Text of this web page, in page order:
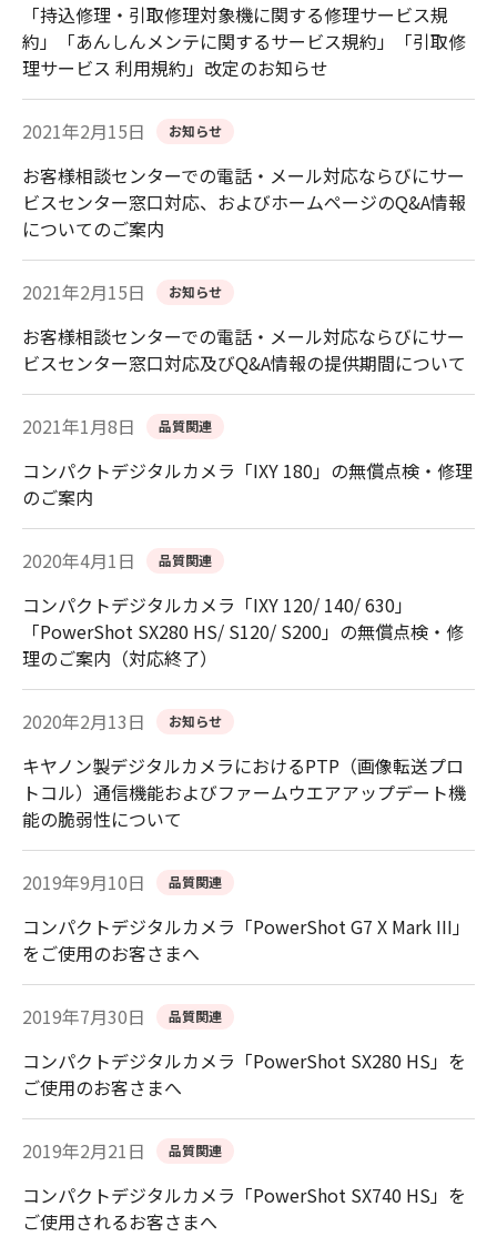
「持込修理・引取修理対象機に関する修理サービス規
約」「あんしんメンテに関するサービス規約」「引取修
理サービス 利用規約」改定のお知らせ
2021年2月15日 お知らせ
お客様相談センターでの電話・メール対応ならびにサー
ビスセンター窓口対応、およびホームページのQ&A情報
についてのご案内
2021年2月15日 お知らせ
お客様相談センターでの電話・メール対応ならびにサー
ビスセンター窓口対応及びQ&A情報の提供期間について
2021年1月8日 品質関連
コンパクトデジタルカメラ「IXY 180」の無償点検・修理
のご案内
2020年4月1日 品質関連
コンパクトデジタルカメラ「IXY 120/ 140/ 630」
「PowerShot SX280 HS/ S120/ S200」の無償点検・修
理のご案内（対応終了）
2020年2月13日 お知らせ
キヤノン製デジタルカメラにおけるPTP（画像転送プロ
トコル）通信機能およびファームウエアアップデート機
能の脆弱性について
2019年9月10日 品質関連
コンパクトデジタルカメラ「PowerShot G7 X Mark III」
をご使用のお客さまへ
2019年7月30日 品質関連
コンパクトデジタルカメラ「PowerShot SX280 HS」を
ご使用のお客さまへ
2019年2月21日 品質関連
コンパクトデジタルカメラ「PowerShot SX740 HS」を
ご使用されるお客さまへ